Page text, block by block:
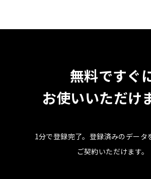
無料ですぐ
お使いいただけ
1分で登録完了。 登録済みのデータ
ご契約いただけます。